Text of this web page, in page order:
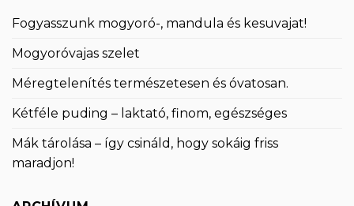
Fogyasszunk mogyoró-, mandula és kesuvajat!
Mogyoróvajas szelet
Méregtelenítés természetesen és óvatosan.
Kétféle puding – laktató, finom, egészséges
Mák tárolása – így csináld, hogy sokáig friss
maradjon!